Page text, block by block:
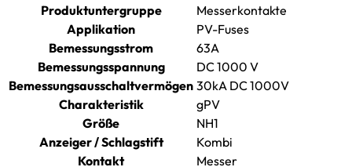
Produktuntergruppe
Messerkontakte
Applikation
PV-Fuses
Bemessungsstrom
63A
Bemessungsspannung
DC 1000 V
Bemessungsausschaltvermögen 30kA DC 1000V
Charakteristik
gPV
Größe
NH1
Anzeiger / Schlagstift
Kombi
Kontakt
Messer